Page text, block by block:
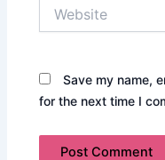
Save my name,
for the next time I